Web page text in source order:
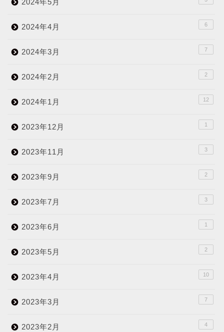
2024年5月
2024年4月 6
2024年3月 7
2024年2月 2
2024年1月 12
2023年12月 1
2023年11月 3
2023年9月 2
2023年7月 3
2023年6月 1
2023年5月 2
2023年4月 10
2023年3月 7
2023年2月 4